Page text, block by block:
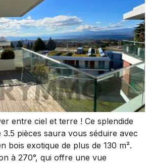
entre ciel et terre ! Ce splendide
3.5 pièces saura vous séduire avec
bois exotique de plus de 130 m².
à 270°, qui offre une vue